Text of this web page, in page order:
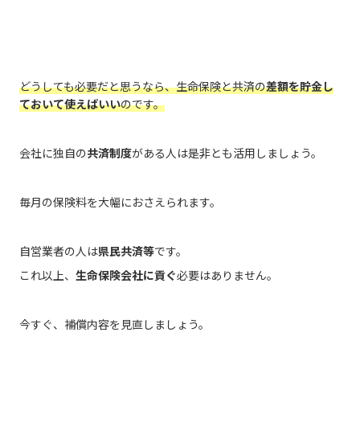
どうしても必要だと思うなら、生命保険と共済の差額を貯金し
ておいて使えばいいのです。
会社に独自の共済制度がある人は是非とも活用しましょう。
毎月の保険料を大幅におさえられます。
自営業者の人は県民共済等です。
これ以上、 生命保険会社に貢ぐ必要はありません。
今すぐ、補償内容を見直しましょう。